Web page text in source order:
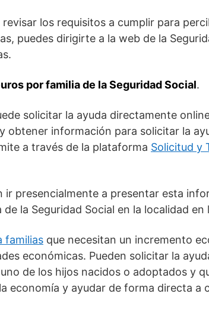
los requisitos a cumplir para
puedes dirigirte a la web de la
por familia de la Seguridad Social.
solicitar la ayuda directamente
y obtener información para solicitar la
a través de la plataforma Solicitud y
ir presencialmente a presentar esta
la Seguridad Social en la localidad en
familias que necesitan un incremento
económicas. Pueden solicitar la
de los hijos nacidos o adoptados y
economía y ayudar de forma directa a